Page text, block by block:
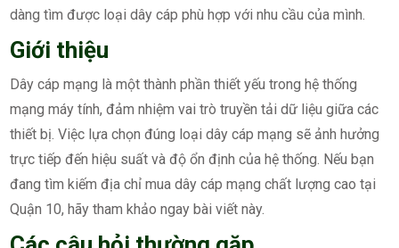
dàng tìm được loại dây cáp phù hợp với nhu cầu của mình.
Giới thiệu
Dây cáp mạng là một thành phần thiết yếu trong hệ thống
mạng máy tính, đảm nhiệm vai trò truyền tải dữ liệu giữa các
thiết bị. Việc lựa chọn đúng loại dây cáp mạng sẽ ảnh hưởng
trực tiếp đến hiệu suất và độ ổn định của hệ thống. Nếu bạn
đang tìm kiếm địa chỉ mua dây cáp mạng chất lượng cao tại
Quận 10, hãy tham khảo ngay bài viết này.